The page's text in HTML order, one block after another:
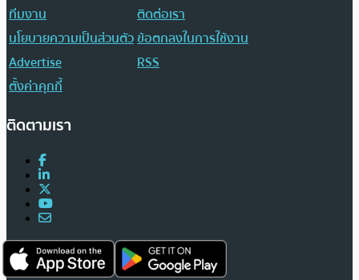
ทีมงาน
ติดต่อเรา
นโยบายความเป็นส่วนตัวข้อตกลงในการใช้งาน
Advertise
RSS
ตั้งค่าคุกกี้
ติดตามเรา